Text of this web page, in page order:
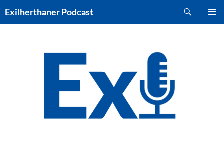
Inhalt
Exilherthaner Podcast